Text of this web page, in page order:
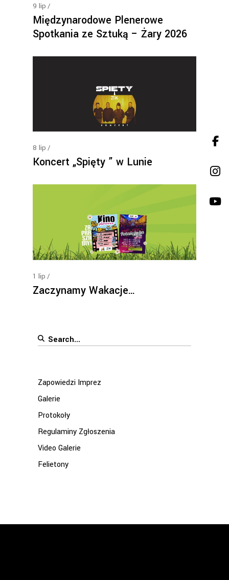
9 lip
Międzynarodowe Plenerowe
Spotkania ze Sztuką – Żary 2026
8 lip
Koncert „Spięty ” w Lunie
1 lip
Zaczynamy Wakacje…
Search
Zapowiedzi Imprez
Galerie
Protokoły
Regulaminy Zgłoszenia
Video Galerie
Felietony